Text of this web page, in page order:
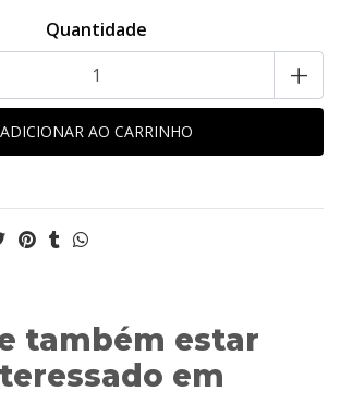
Quantidade
+
também estar
em